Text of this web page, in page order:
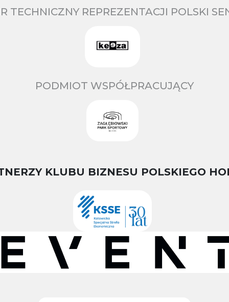
TECHNICZNY REPREZENTACJI POLSKI
PODMIOT WSPÓŁPRACUJĄCY
KLUBU BIZNESU POLSKIEGO